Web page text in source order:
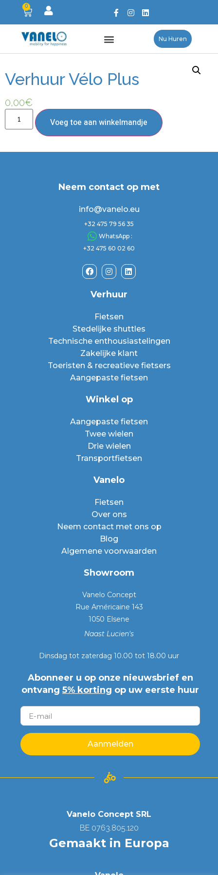
0
Nu Huren
Verhuur Vélo Plus
0,00€
Voeg toe aan winkelmandje
Neem contact op met
info@vanelo.eu
+32 475 79 56 35
WhatsApp :
+32 475 60 02 60
Verhuur
Fietsen
Stedelijke shuttles
Technische enthousiastelingen
Zakelijke klant
Toeristen & recreatieve fietsers
Aangepaste fietsen
Winkel op
Aangepaste fietsen
Twee wielen
Drie wielen
Transportfietsen
Vanelo
Fietsen
Over ons
Neem contact met ons op
Blog
Algemene voorwaarden
Showroom
Vanelo Concept
Rue Américaine 143
1050 Elsene
Naast Lucien's
Dinsdag tot zaterdag 10.00 tot 18.00 uur
Abonneer u op onze nieuwsbrief en
ontvang 5% korting op uw eerste huur
Aanmelden
Vanelo Concept SRL
BE 0763.805.120
Gemaakt in Europa